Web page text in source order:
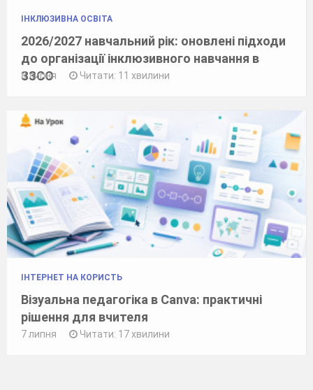
ІНКЛЮЗИВНА ОСВІТА
2026/2027 навчальний рік: оновлені підходи
до організації інклюзивного навчання в
ЗЗСО
8 липня Читати: 11 хвилини
ІНТЕРНЕТ НА КОРИСТЬ
Візуальна педагогіка в Canva: практичні
рішення для вчителя
7 липня Читати: 17 хвилини